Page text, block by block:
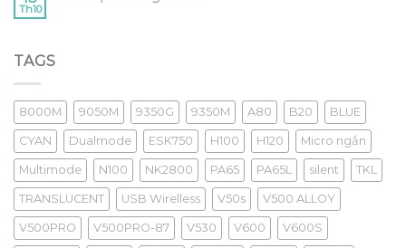
Th10
TAGS
8000M 9050M 9350G 9350M A80 B20 BLUE
CYAN Dualmode ESK750 H100 H120 Micro ngắn
Multimode N100 NK2800 PA65 PA65L silent TKL
TRANSLUCENT USB Wirelless V50s V500 ALLOY
V500PRO V500PRO-87 V530 V600 V600S